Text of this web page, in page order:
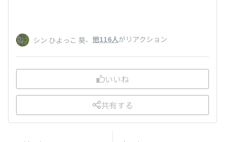
シン ひよっこ 葵、 他116人がリアクション
いいね
共有する